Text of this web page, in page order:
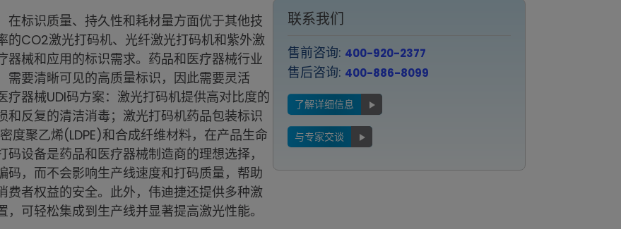
标识质量、持久性和耗材量方面优于其他技
的CO2激光打码机、光纤激光打码机和紫外激
械和应用的标识需求。药品和医疗器械行业
要清晰可见的高质量标识，因此需要灵活
器械UDI码方案：激光打码机提供高对比度的
反复的清洁消毒；激光打码机药品包装标识
度聚乙烯(LDPE)和合成纤维材料，在产品生命
设备是药品和医疗器械制造商的理想选择，
，而不会影响生产线速度和打码质量，帮助
者权益的安全。此外，伟迪捷还提供多种激
可轻松集成到生产线并显著提高激光性能。
联系我们
售前咨询: 400-920-2377
售后咨询: 400-886-8099
了解详细信息
与专家交谈